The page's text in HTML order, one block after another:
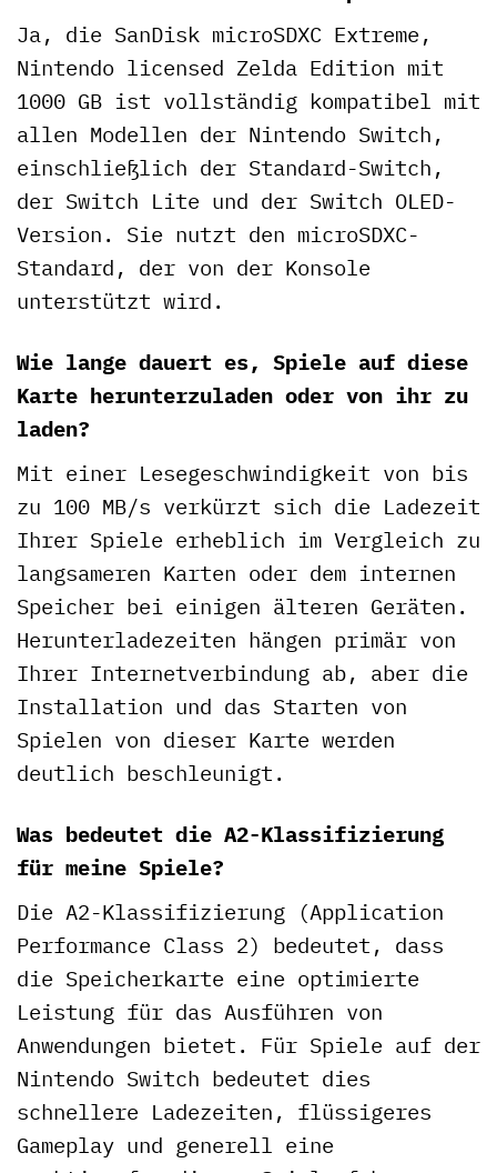
Ja, die SanDisk microSDXC Extreme,
Nintendo licensed Zelda Edition mit
1000 GB ist vollständig kompatibel mit
allen Modellen der Nintendo Switch,
einschließlich der Standard-Switch,
der Switch Lite und der Switch OLED-
Version. Sie nutzt den microSDXC-
Standard, der von der Konsole
unterstützt wird.
Wie lange dauert es, Spiele auf diese
Karte herunterzuladen oder von ihr zu
laden?
Mit einer Lesegeschwindigkeit von bis
zu 100 MB/s verkürzt sich die Ladezeit
Ihrer Spiele erheblich im Vergleich zu
langsameren Karten oder dem internen
Speicher bei einigen älteren Geräten.
Herunterladezeiten hängen primär von
Ihrer Internetverbindung ab, aber die
Installation und das Starten von
Spielen von dieser Karte werden
deutlich beschleunigt.
Was bedeutet die A2-Klassifizierung
für meine Spiele?
Die A2-Klassifizierung (Application
Performance Class 2) bedeutet, dass
die Speicherkarte eine optimierte
Leistung für das Ausführen von
Anwendungen bietet. Für Spiele auf der
Nintendo Switch bedeutet dies
schnellere Ladezeiten, flüssigeres
Gameplay und generell eine